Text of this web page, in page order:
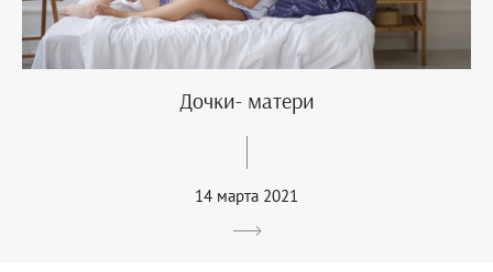
Дочки- матери
14 марта 2021